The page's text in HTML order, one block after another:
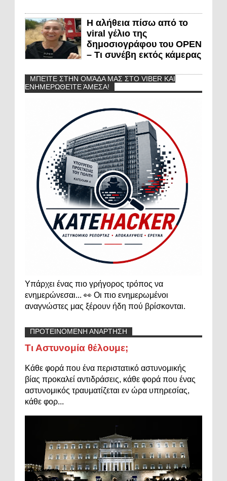
Η αλήθεια πίσω από το
viral γέλιο της
δημοσιογράφου του OPEN
– Τι συνέβη εκτός κάμερας
ΜΠΕΊΤΕ ΣΤΗΝ ΟΜΆΔΑ ΜΑΣ ΣΤΟ VIBER ΚΑΙ
ΕΝΗΜΕΡΩΘΕΊΤΕ ΆΜΕΣΑ!
Υπάρχει ένας πιο γρήγορος τρόπος να
ενημερώνεσαι... 👀 Οι πιο ενημερωμένοι
αναγνώστες μας ξέρουν ήδη πού βρίσκονται.
ΠΡΟΤΕΙΝΟΜΕΝΗ ΑΝΑΡΤΗΣΗ
Τι Αστυνομία θέλουμε;
Κάθε φορά που ένα περιστατικό αστυνομικής
βίας προκαλεί αντιδράσεις, κάθε φορά που ένας
αστυνομικός τραυματίζεται εν ώρα υπηρεσίας,
κάθε φορ...